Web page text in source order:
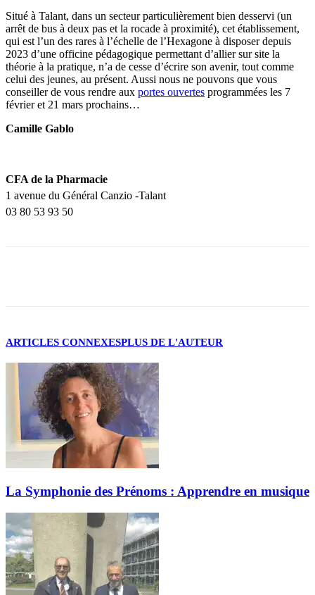
Situé à Talant, dans un secteur particulièrement bien desservi (un
arrêt de bus à deux pas et la rocade à proximité), cet établissement,
qui est l’un des rares à l’échelle de l’Hexagone à disposer depuis
2023 d’une officine pédagogique permettant d’allier sur site la
théorie à la pratique, n’a de cesse d’écrire son avenir, tout comme
celui des jeunes, au présent. Aussi nous ne pouvons que vous
conseiller de vous rendre aux portes ouvertes programmées les 7
février et 21 mars prochains…
Camille Gablo
CFA de la Pharmacie
1 avenue du Général Canzio -Talant
03 80 53 93 50
ARTICLES CONNEXESPLUS DE L'AUTEUR
La Symphonie des Prénoms : Apprendre en musique